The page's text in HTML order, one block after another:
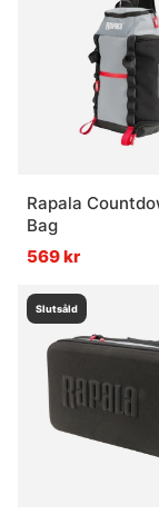
I webbshoppen
som faktiskt går
Shop på
vill se prylarna
olika delar innan
Vanliga
Vad är
Vad är ett
Rapala
Bag
569 kr
Slutsåld